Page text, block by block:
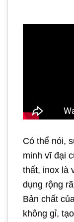
Có thể nói,
minh vĩ đại
thất, inox là
dụng rộng
Bản chất
không gỉ,